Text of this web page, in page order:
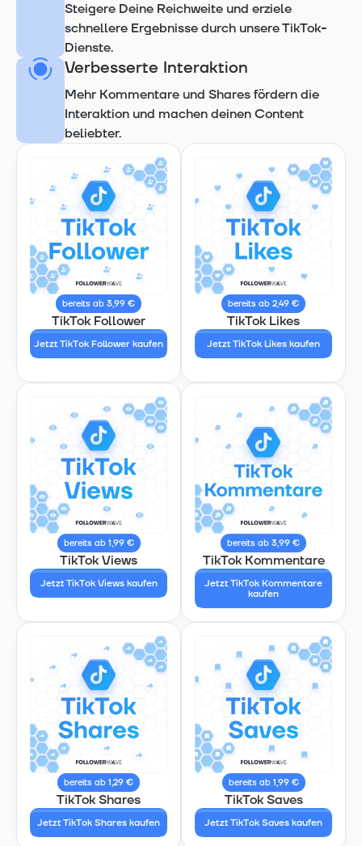
Steigere Deine Reichweite und erziele
schnellere Ergebnisse durch unsere TikTok-
Dienste.
Verbesserte Interaktion
Mehr Kommentare und Shares fördern die
Interaktion und machen deinen Content
beliebter.
bereits ab 3,99 €
TikTok Follower
Jetzt TikTok Follower kaufen
bereits ab 2,49 €
TikTok Likes
Jetzt TikTok Likes kaufen
bereits ab 1,99 €
TikTok Views
Jetzt TikTok Views kaufen
bereits ab 3,99 €
TikTok Kommentare
Jetzt TikTok Kommentare
kaufen
bereits ab 1,29 €
TikTok Shares
Jetzt TikTok Shares kaufen
bereits ab 1,99 €
TikTok Saves
Jetzt TikTok Saves kaufen